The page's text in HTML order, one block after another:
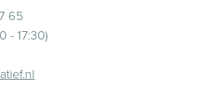
65
- 17:30)